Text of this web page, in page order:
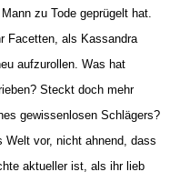
zu Tode geprügelt hat.
Facetten, als Kassandra
aufzurollen. Was hat
Steckt doch mehr
gewissenlosen Schlägers?
Welt vor, nicht ahnend, dass
aktueller ist, als ihr lieb